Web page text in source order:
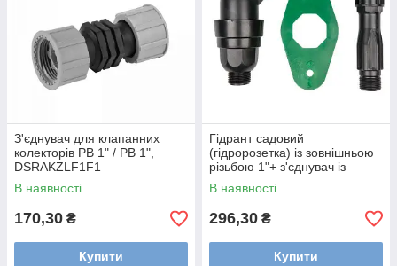
З'єднувач для клапанних
колекторів РВ 1" / РВ 1",
DSRAKZLF1F1
В наявності
170,30 ₴
Купити
Гідрант садовий
(гідророзетка) із зовнішньою
різьбою 1"+ з'єднувач із
зовнішньою різьбою 1", DSA-
4810GZ/10GZ
В наявності
296,30 ₴
Купити